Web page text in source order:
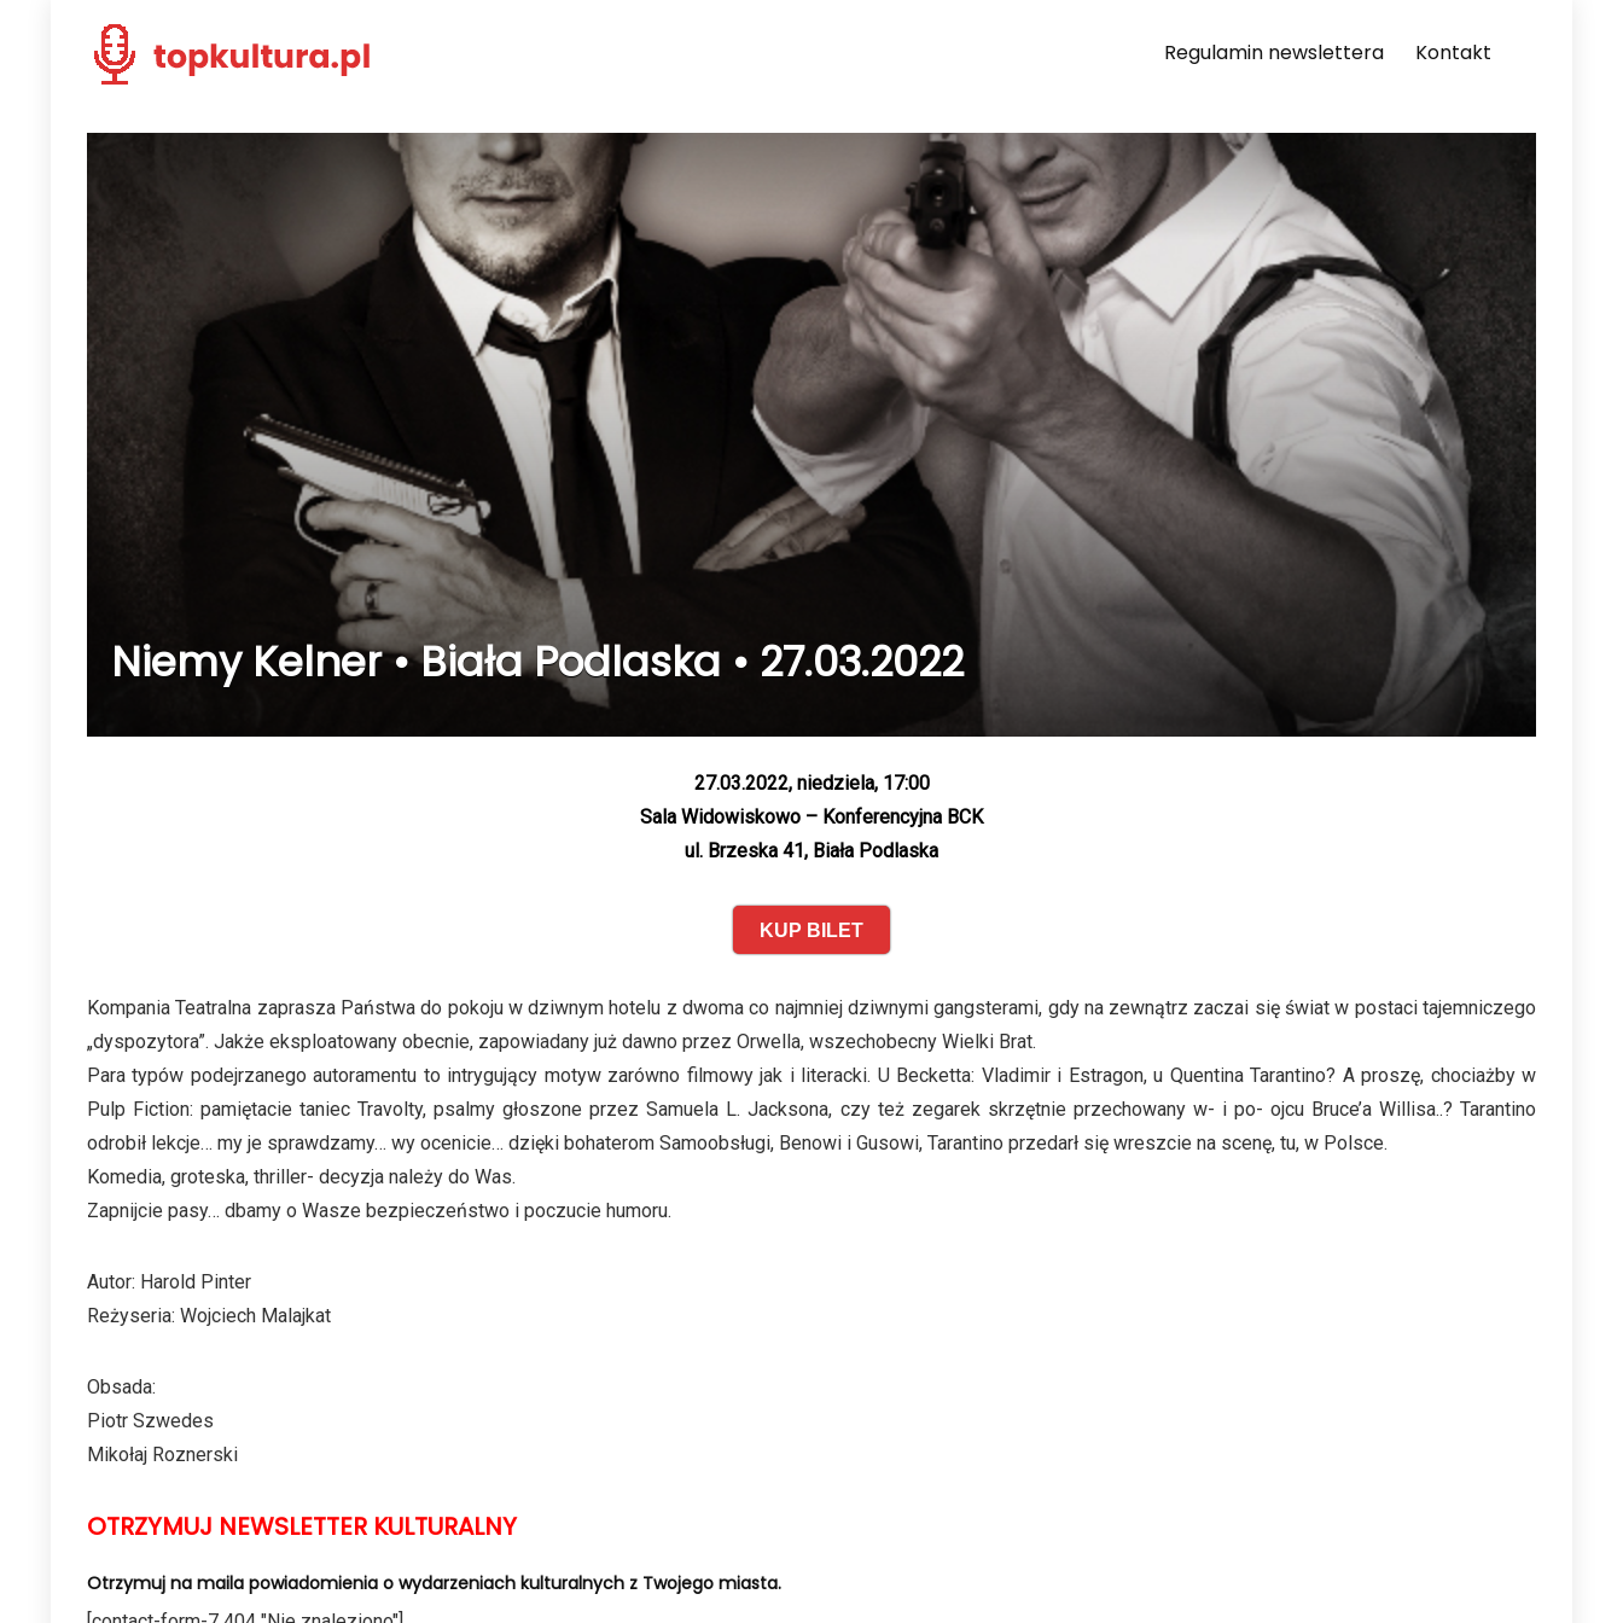
Regulamin newslettera Kontakt
Niemy Kelner • Biała Podlaska • 27.03.2022
27.03.2022, niedziela, 17:00
Sala Widowiskowo – Konferencyjna BCK
ul. Brzeska 41, Biała Podlaska
KUP BILET
Kompania Teatralna zaprasza Państwa do pokoju w dziwnym hotelu z dwoma co najmniej dziwnymi gangsterami, gdy na zewnątrz zaczai się świat w postaci tajemniczego
„dyspozytora”. Jakże eksploatowany obecnie, zapowiadany już dawno przez Orwella, wszechobecny Wielki Brat.
Para typów podejrzanego autoramentu to intrygujący motyw zarówno filmowy jak i literacki. U Becketta: Vladimir i Estragon, u Quentina Tarantino? A proszę, chociażby w
Pulp Fiction: pamiętacie taniec Travolty, psalmy głoszone przez Samuela L. Jacksona, czy też zegarek skrzętnie przechowany w- i po- ojcu Bruce’a Willisa..? Tarantino
odrobił lekcje… my je sprawdzamy… wy ocenicie… dzięki bohaterom Samoobsługi, Benowi i Gusowi, Tarantino przedarł się wreszcie na scenę, tu, w Polsce.
Komedia, groteska, thriller- decyzja należy do Was.
Zapnijcie pasy… dbamy o Wasze bezpieczeństwo i poczucie humoru.
Autor: Harold Pinter
Reżyseria: Wojciech Malajkat
Obsada:
Piotr Szwedes
Mikołaj Roznerski
OTRZYMUJ NEWSLETTER KULTURALNY
Otrzymuj na maila powiadomienia o wydarzeniach kulturalnych z Twojego miasta.